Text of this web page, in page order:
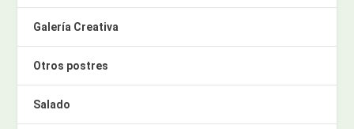
Galería Creativa
Otros postres
Salado